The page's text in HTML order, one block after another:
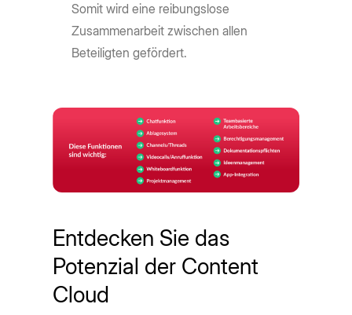
Somit wird eine reibungslose
Zusammenarbeit zwischen allen
Beteiligten gefördert.
Entdecken Sie das
Potenzial der Content
Cloud